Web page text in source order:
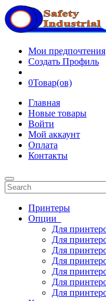
Мои предпочтения
Создать Профиль
0Товар(ов)
Главная
Новые товары
Войти
Мой аккаунт
Оплата
Контакты
Принтеры
Опции
Для
Для
Для
Для
Для
Для
Для